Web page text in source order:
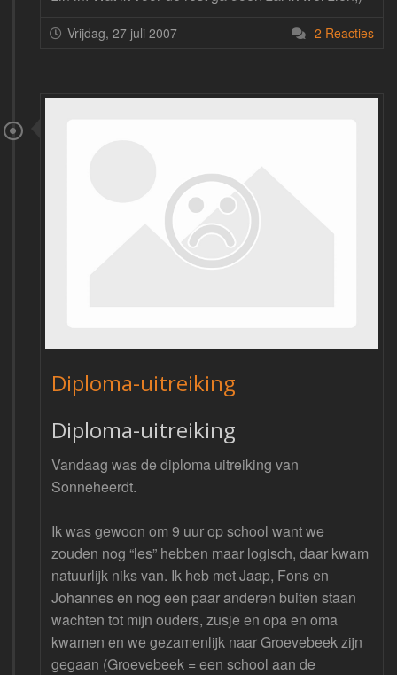
Vrijdag, 27 juli 2007 2 Reacties
Diploma-uitreiking
Diploma-uitreiking
Vandaag was de diploma uitreiking van
Sonneheerdt.
Ik was gewoon om 9 uur op school want we
zouden nog “les” hebben maar logisch, daar kwam
natuurlijk niks van. Ik heb met Jaap, Fons en
Johannes en nog een paar anderen buiten staan
wachten tot mijn ouders, zusje en opa en oma
kwamen en we gezamenlijk naar Groevebeek zijn
gegaan (Groevebeek = een school aan de